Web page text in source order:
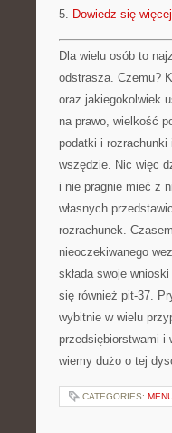
5. Dowiedz się więcej
Dla wielu osób to
odstrasza. Czemu?
oraz jakiegokolwiek
na prawo, wielkość
podatki i rozrachunki
wszędzie. Nic więc
i nie pragnie mieć z
własnych
rozrachunek.
nieoczekiwanego
składa swoje
się również pit-37.
wybitnie w wielu
przedsiębiorstwami i
wiemy dużo o tej
CATEGORIES: